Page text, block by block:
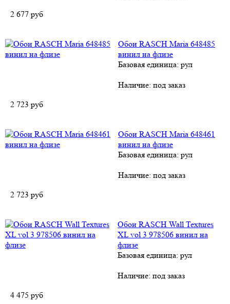
2 677 руб
Обои RASCH Maria 648485
винил на флизе
Базовая единица: рул
Наличие: под заказ
2 723 руб
Обои RASCH Maria 648461
винил на флизе
Базовая единица: рул
Наличие: под заказ
2 723 руб
Обои RASCH Wall Textures
XL vol 3 978506 винил на
флизе
Базовая единица: рул
Наличие: под заказ
4 475 руб